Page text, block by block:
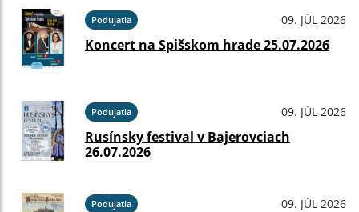
Podujatia 09. JÚL 2026
Koncert na Spišskom hrade 25.07.2026
Podujatia 09. JÚL 2026
Rusínsky festival v Bajerovciach
26.07.2026
Podujatia 09. JÚL 2026